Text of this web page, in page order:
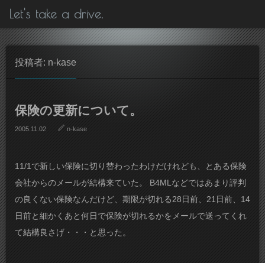
Let's take a drive.
投稿者: n-kase
保険の更新について。
2005.11.02 n-kase
11/1で新しい保険に切り替わったわけだけれども、とある保険
会社からのメールが結構来ていた。 B4MLなどではあまり評判
の良くない保険なんだけど、期限が切れる28日前、21日前、14
日前と細かくあと何日で保険が切れるかをメールで送ってくれ
て結構良さげ・・・と思った。